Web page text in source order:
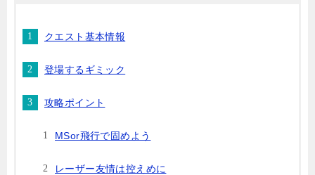
クエスト基本情報
登場するギミック
攻略ポイント
MSor飛行で固めよう
レーザー友情は控えめに